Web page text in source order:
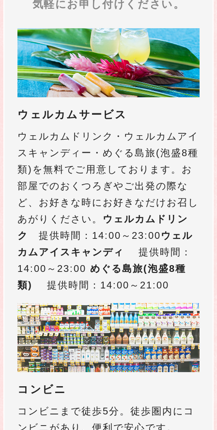
気軽にお申し付けください。
ウェルカムサービス
ウェルカムドリンク・ウェルカムアイ
スキャンディー・めぐる島旅(泡盛8種
類)を無料でご用意しております。お
部屋でのおくつろぎやご出発の際な
ど、お好きな時にお好きなだけお召し
あがりください。 ウェルカムドリン
ク
提供時間：14:00～23:00ウェル
カムアイスキャンディ
提供時間：
14:00～23:00 めぐる島旅(泡盛8種
類)
提供時間：14:00～21:00
コンビニ
コンビニまで徒歩5分。徒歩圏内にコ
ンビニがあり、便利で安心です。